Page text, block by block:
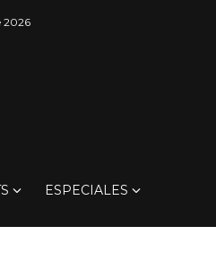
2026
ESPECIALES